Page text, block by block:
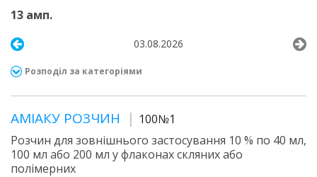
13 амп.
03.08.2026
Розподіл за категоріями
АМІАКУ РОЗЧИН
100№1
Розчин для зовнішнього застосування 10 % по 40 мл,
100 мл або 200 мл у флаконах скляних або
полімерних